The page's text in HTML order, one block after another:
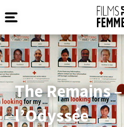
The Remains
l’Odyssée